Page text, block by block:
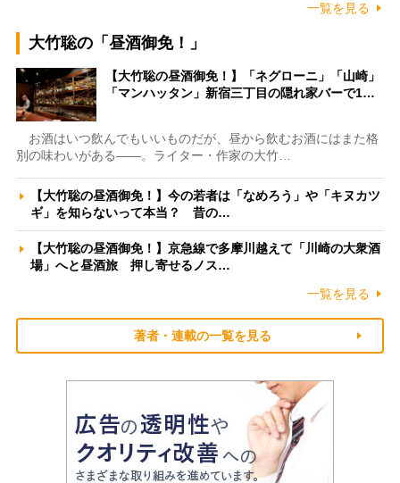
一覧を見る
大竹聡の「昼酒御免！」
【大竹聡の昼酒御免！】「ネグローニ」「山崎」
「マンハッタン」新宿三丁目の隠れ家バーで1…
お酒はいつ飲んでもいいものだが、昼から飲むお酒にはまた格
別の味わいがある――。ライター・作家の大竹…
【大竹聡の昼酒御免！】今の若者は「なめろう」や「キヌカツ
ギ」を知らないって本当？ 昔の…
【大竹聡の昼酒御免！】京急線で多摩川越えて「川崎の大衆酒
場」へと昼酒旅 押し寄せるノス…
一覧を見る
著者・連載の一覧を見る